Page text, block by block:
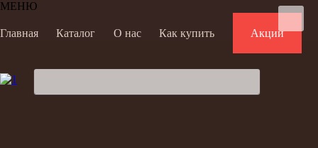
МЕНЮ
Главная Каталог О нас Как купить Акции